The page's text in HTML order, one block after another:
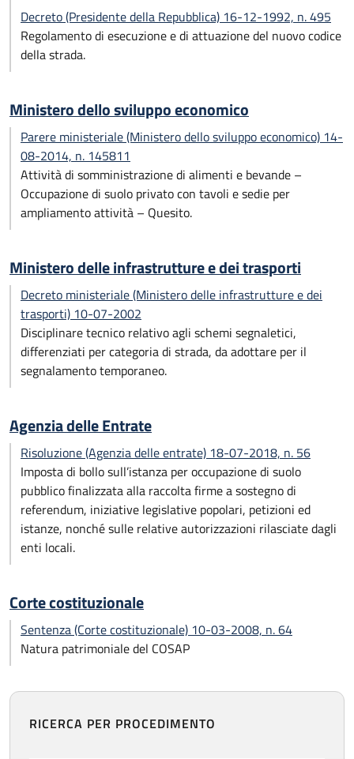
Decreto (Presidente della Repubblica) 16-12-1992, n. 495
Regolamento di esecuzione e di attuazione del nuovo codice
della strada.
Ministero dello sviluppo economico
Parere ministeriale (Ministero dello sviluppo economico) 14-
08-2014, n. 145811
Attività di somministrazione di alimenti e bevande –
Occupazione di suolo privato con tavoli e sedie per
ampliamento attività – Quesito.
Ministero delle infrastrutture e dei trasporti
Decreto ministeriale (Ministero delle infrastrutture e dei
trasporti) 10-07-2002
Disciplinare tecnico relativo agli schemi segnaletici,
differenziati per categoria di strada, da adottare per il
segnalamento temporaneo.
Agenzia delle Entrate
Risoluzione (Agenzia delle entrate) 18-07-2018, n. 56
Imposta di bollo sull’istanza per occupazione di suolo
pubblico finalizzata alla raccolta firme a sostegno di
referendum, iniziative legislative popolari, petizioni ed
istanze, nonché sulle relative autorizzazioni rilasciate dagli
enti locali.
Corte costituzionale
Sentenza (Corte costituzionale) 10-03-2008, n. 64
Natura patrimoniale del COSAP
RICERCA PER PROCEDIMENTO